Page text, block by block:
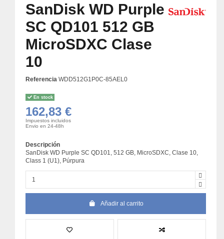
SanDisk WD Purple
SC QD101 512 GB
MicroSDXC Clase
10
Referencia WDD512G1P0C-85AEL0
En stock
162,83 €
Impuestos incluidos
Envio en 24-48h
Descripción
SanDisk WD Purple SC QD101, 512 GB, MicroSDXC, Clase 10,
Class 1 (U1), Púrpura
Añadir al carrito